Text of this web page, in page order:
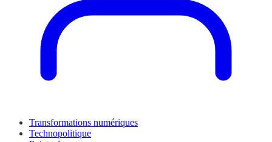
Transformations numériques
Technopolitique